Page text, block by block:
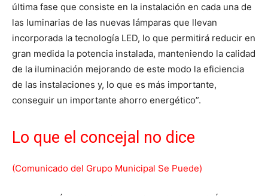
última fase que consiste en la instalación en cada una de
las luminarias de las nuevas lámparas que llevan
incorporada la tecnología LED, lo que permitirá reducir en
gran medida la potencia instalada, manteniendo la calidad
de la iluminación mejorando de este modo la eficiencia
de las instalaciones y, lo que es más importante,
conseguir un importante ahorro energético”.
Lo que el concejal no dice
(Comunicado del Grupo Municipal Se Puede)